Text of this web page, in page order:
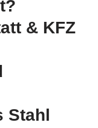
& KFZ
Stahl